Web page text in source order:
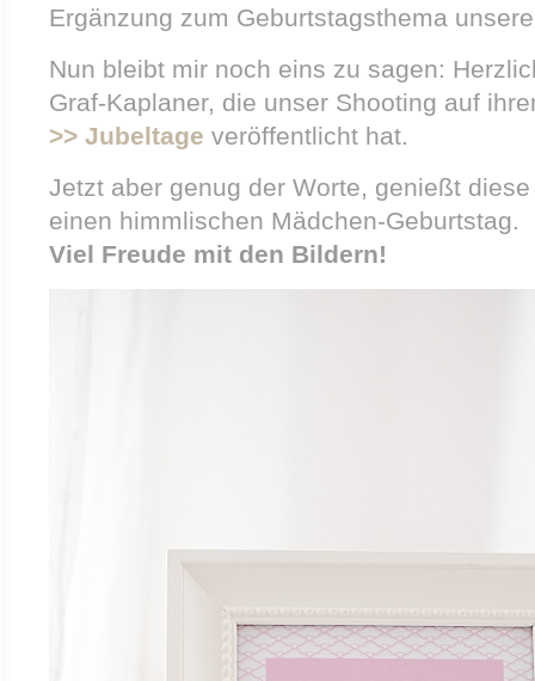
Ergänzung zum Geburtstagsthema
Nun bleibt mir noch eins zu sagen:
Graf-Kaplaner, die unser Shooting auf
>> Jubeltage veröffentlicht hat.
Jetzt aber genug der Worte, genießt
einen himmlischen Mädchen-Geburtstag.
Viel Freude mit den Bildern!